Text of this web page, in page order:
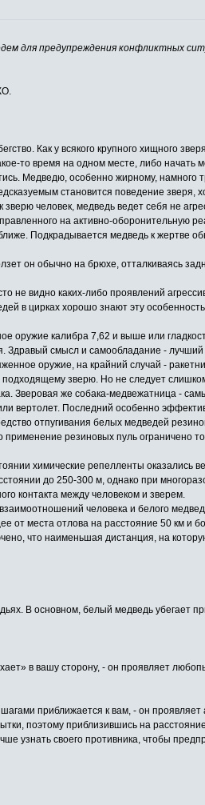
для предупреждения конфликтных
Как у всякого крупного хищного
то время на одном месте, либо
Медведю, особенно жирному,
становится поведение
человек, медведь ведет себя не
на активно-оборонительную
Подкрадывается медведь к жертве
он обычно на брюхе, отталкиваясь
видно каких-либо проявлений
в цирках хорошо знают эту
оружие калибра 7,62 и выше или
Здравый смысл и самообладание -
оружие, на крайний случай -
зверю. Но не следует
Зверовая же собака-медвежатница -
вертолет. Последний особенно
отпугивания белых медведей
резиновых пуль ограничено
химические репелленты оказались
до 250-300 м, однако при
контакта между человеком и зверем.
человека и белого
места отлова на расстояние 50 км и
что наименьшая дистанция, на
В основном, белый медведь убегает
в вашу сторону, - он проявляет
приближается к вам, - он
поэтому приблизившись на
узнать своего противника, чтобы